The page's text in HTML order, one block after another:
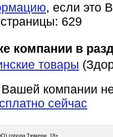
, если это
629
компании в
товары
компании
сейчас
города Тюмени. 18+